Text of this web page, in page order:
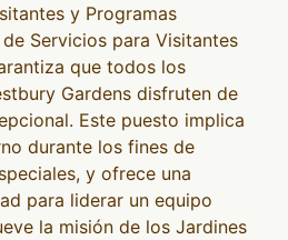
y Programas
Servicios para Visitantes
que todos los
Gardens disfruten de
Este puesto implica
durante los fines de
y ofrece una
para liderar un equipo
la misión de los Jardines